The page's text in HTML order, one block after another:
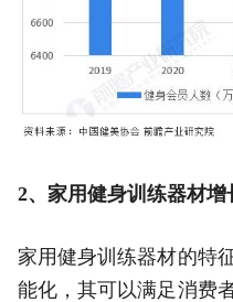
2、家用健身训练器材增
家用健身训练器材的特
能化，其可以满足消费